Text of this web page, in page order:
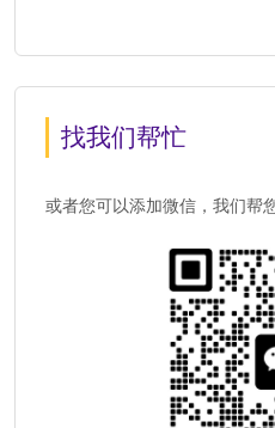
找我们帮忙
或者您可以添加微信，我们帮